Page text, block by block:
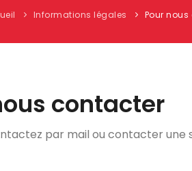
Informations légales Pour
contacter
par mail ou contacter